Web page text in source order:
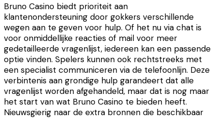
Bruno Casino biedt prioriteit aan
klantenondersteuning door gokkers verschillende
wegen aan te geven voor hulp. Of het nu via chat is
voor onmiddellijke reacties of mail voor meer
gedetailleerde vragenlijst, iedereen kan een passende
optie vinden. Spelers kunnen ook rechtstreeks met
een specialist communiceren via de telefoonlijn. Deze
verbintenis aan grondige hulp garandeert dat alle
vragenlijst worden afgehandeld, maar dat is nog maar
het start van wat Bruno Casino te bieden heeft.
Nieuwsgierig naar de extra bronnen die beschikbaar